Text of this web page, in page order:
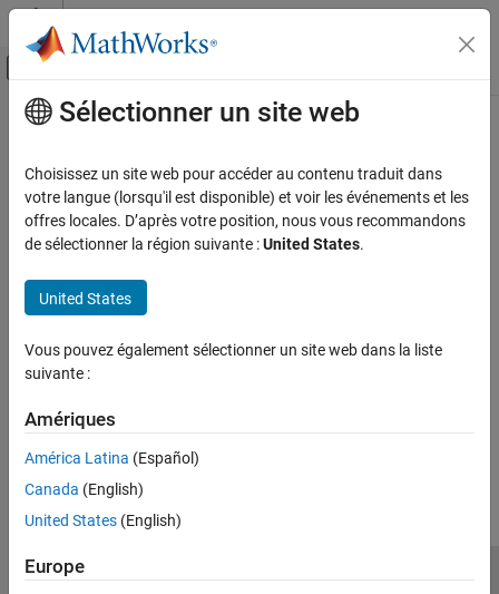
Passer au contenu
Activer/désactiver l'affichage du menu
Accueil de la documentation
Contenu principal
How useful was this information?
Sélectionner un site web
Choisissez un site web pour accéder au contenu traduit dans
votre langue (lorsqu'il est disponible) et voir les événements et les
offres locales. D’après votre position, nous vous recommandons
de sélectionner la région suivante :United States.
United States
Vous pouvez également sélectionner un site web dans la liste
suivante :
Amériques
América Latina (Español)
Canada (English)
United States (English)
Europe